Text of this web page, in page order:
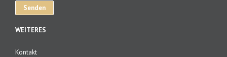
WEITERES
Kontakt